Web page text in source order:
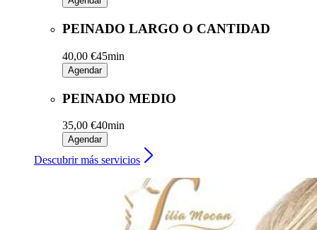
PEINADO LARGO O CANTIDAD
40,00 €45min
Agendar
PEINADO MEDIO
35,00 €40min
Agendar
Descubrir más servicios